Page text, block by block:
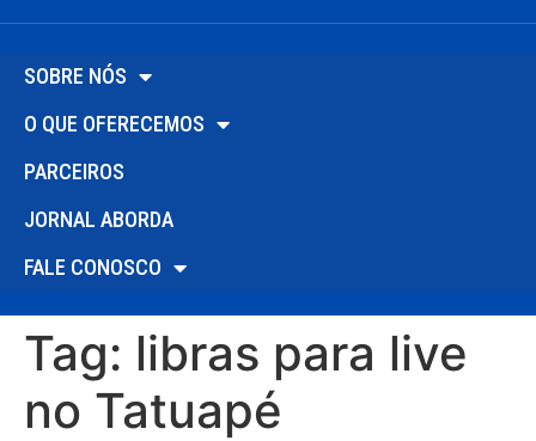
SOBRE NÓS
O QUE OFERECEMOS
PARCEIROS
JORNAL ABORDA
FALE CONOSCO
Tag: libras para live
no Tatuapé